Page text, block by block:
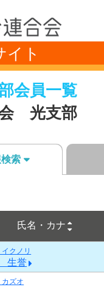
イト
会員一覧
光支部
索
氏名・カナ
クノリ
生誉
カズオ